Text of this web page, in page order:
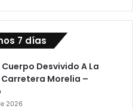
7 días
Desvivido A La
Carretera Morelia –
2026